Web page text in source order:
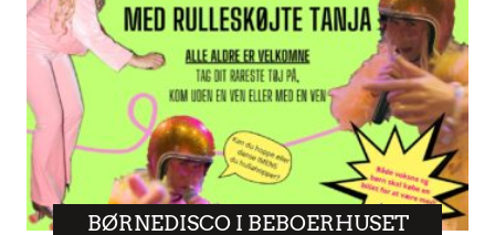
BØRNEDISCO I BEBOERHUSET